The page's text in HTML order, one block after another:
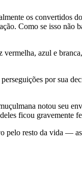
os convertidos
Como se isso não
vermelha, azul e
por sua
notou seu
ficou gravemente
pelo resto da vida —